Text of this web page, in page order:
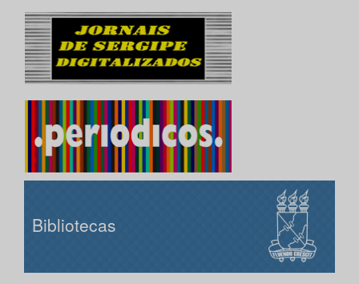
Bibliotecas